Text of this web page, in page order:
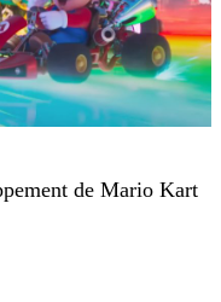
de Mario Kart